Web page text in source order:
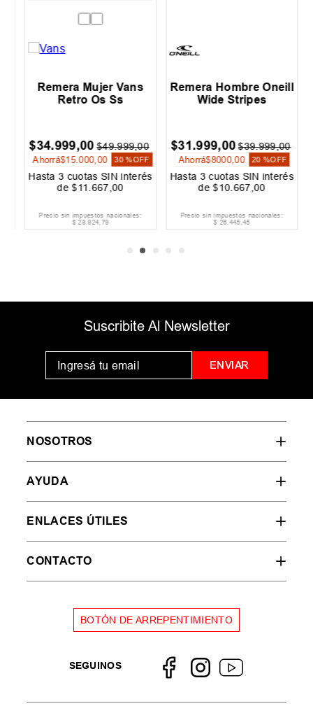
Remera Mujer Vans
Retro Os Ss
$34.999,00$49.999,00
Ahorrá$15.000,00 30 %OFF
Hasta3cuotas SIN interés
de$11.667,00
Precio sin impuestos nacionales:
28.924,79
Remera Hombre Oneill
Wide Stripes
$31.999,00$39.999,00
Ahorrá$8000,00 20 %OFF
Hasta3cuotas SIN interés
de$10.667,00
Precio sin impuestos nacionales:
26.445,45
Suscribite Al Newsletter
ENVIAR
NOSOTROS
AYUDA
ENLACES ÚTILES
CONTACTO
BOTÓN DE ARREPENTIMIENTO
SEGUINOS